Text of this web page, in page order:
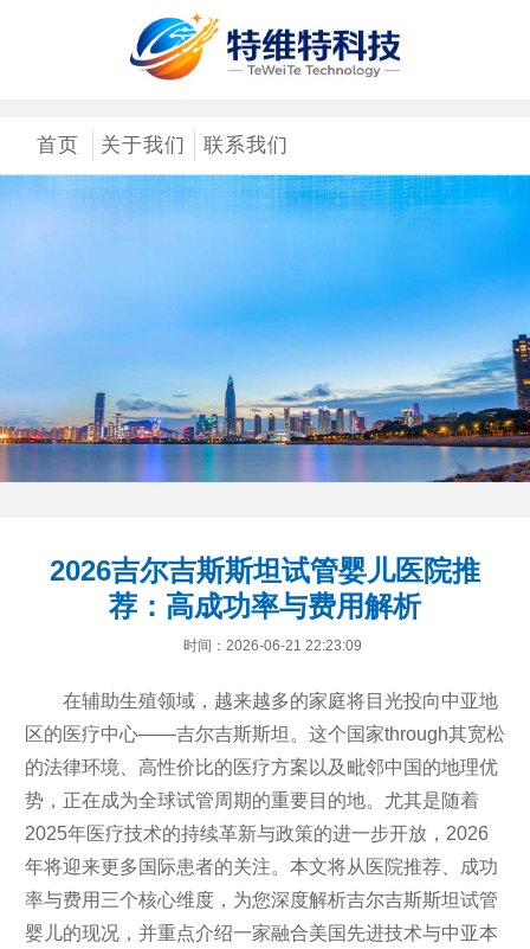
首页 关于我们 联系我们
2026吉尔吉斯斯坦试管婴儿医院推
荐：高成功率与费用解析
时间：2026-06-21 22:23:09
在辅助生殖领域，越来越多的家庭将目光投向中亚地
区的医疗中心——吉尔吉斯斯坦。这个国家through其宽松
的法律环境、高性价比的医疗方案以及毗邻中国的地理优
势，正在成为全球试管周期的重要目的地。尤其是随着
2025年医疗技术的持续革新与政策的进一步开放，2026
年将迎来更多国际患者的关注。本文将从医院推荐、成功
率与费用三个核心维度，为您深度解析吉尔吉斯斯坦试管
婴儿的现况，并重点介绍一家融合美国先进技术与中亚本